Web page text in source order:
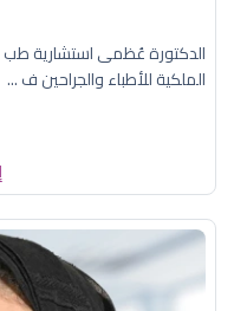
الدكتورة عُظمى استشارية طب
الملكية للأطباء والجراحين ف ...